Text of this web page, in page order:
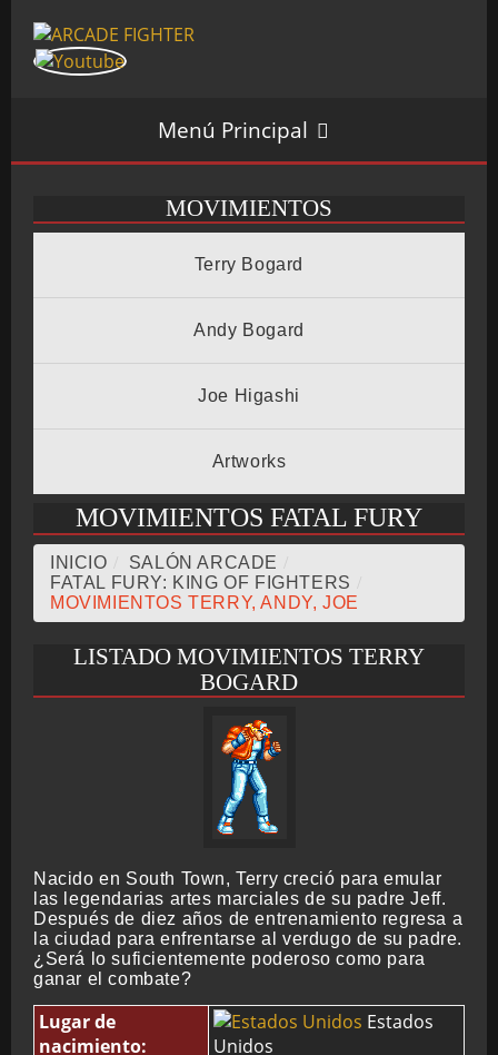
Menú Principal
INICIO
SALÓN ARCADE
CRONOLOGÍA
BONUS STAGE
TIER LIST
MOVIMIENTOS
Terry Bogard
Andy Bogard
Joe Higashi
Artworks
MOVIMIENTOS FATAL FURY
INICIO SALÓN ARCADE
FATAL FURY: KING OF FIGHTERS
MOVIMIENTOS TERRY, ANDY, JOE
LISTADO MOVIMIENTOS TERRY
BOGARD
Nacido en South Town, Terry creció para emular
las legendarias artes marciales de su padre Jeff.
Después de diez años de entrenamiento regresa a
la ciudad para enfrentarse al verdugo de su padre.
¿Será lo suficientemente poderoso como para
ganar el combate?
Lugar de
nacimiento:
Estados
Unidos